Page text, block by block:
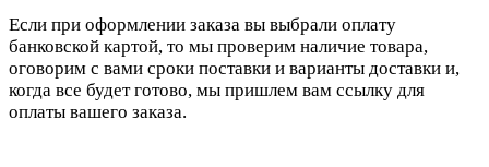
Если при оформлении заказа вы выбрали оплату
банковской картой, то мы проверим наличие товара,
оговорим с вами сроки поставки и варианты доставки и,
когда все будет готово, мы пришлем вам ссылку для
оплаты вашего заказа.